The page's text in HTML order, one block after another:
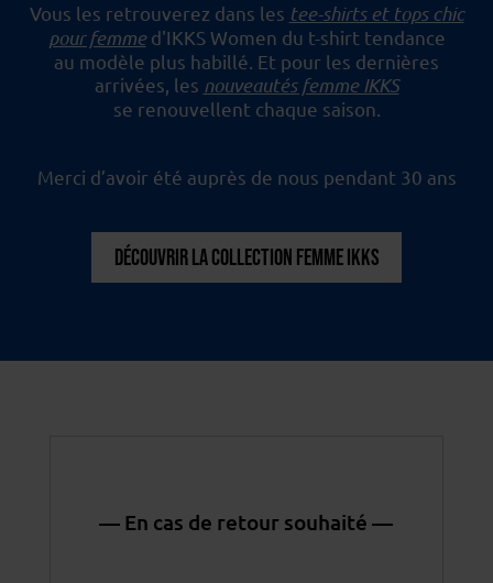
Vous les retrouverez dans les tee-shirts et tops chic
pour femmed'IKKS Women du t-shirt tendance
au modèle plus habillé. Et pour les dernières
arrivées, les nouveautés femme IKKS
se renouvellent chaque saison.
Merci d’avoir été auprès de nous pendant 30 ans
DÉCOUVRIR LA COLLECTION FEMME IKKS
— En cas de retour souhaité —